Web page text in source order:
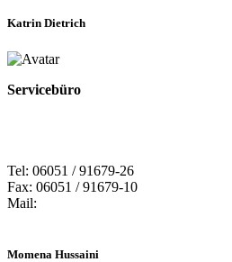
Katrin Dietrich
Servicebüro
Tel: 06051 / 91679-26
Fax: 06051 / 91679-10
Mail:
Momena Hussaini